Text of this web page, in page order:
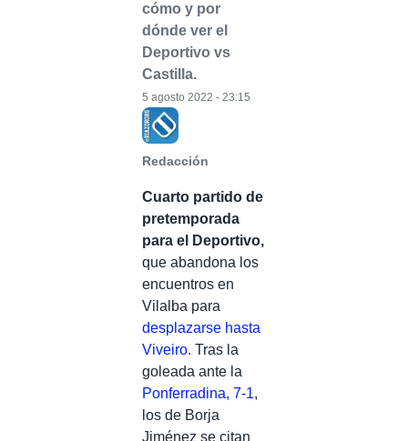
cómo y por
dónde ver el
Deportivo vs
Castilla.
Redacción
5 agosto 2022 - 23:15
Cuarto partido de
pretemporada
para el Deportivo,
que abandona los
encuentros en
Vilalba para
desplazarse hasta
Viveiro. Tras la
goleada ante la
Ponferradina, 7-1,
los de Borja
Jiménez se citan